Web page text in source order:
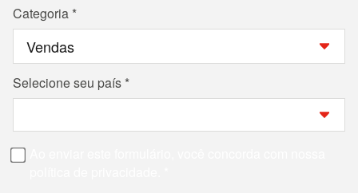
Categoria
Selecione seu país